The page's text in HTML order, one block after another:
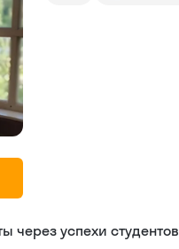
через успехи студентов